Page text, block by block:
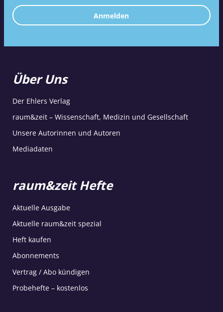
Anmelden
Über Uns
Der Ehlers Verlag
raum&zeit – Wissenschaft, Medizin und Gesellschaft
Unsere Autorinnen und Autoren
Mediadaten
raum&zeit Hefte
Aktuelle Ausgabe
Aktuelle raum&zeit spezial
Heft kaufen
Abonnements
Vertrag / Abo kündigen
Probehefte – kostenlos